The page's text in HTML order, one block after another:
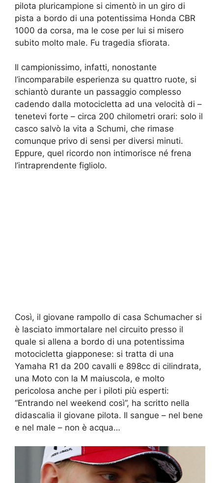
pilota pluricampione si cimentò in un giro di
pista a bordo di una potentissima Honda CBR
1000 da corsa, ma le cose per lui si misero
subito molto male. Fu tragedia sfiorata.
Il campionissimo, infatti, nonostante
l’incomparabile esperienza su quattro ruote, si
schiantò durante un passaggio complesso
cadendo dalla motocicletta ad una velocità di –
tenetevi forte – circa 200 chilometri orari: solo il
casco salvò la vita a Schumi, che rimase
comunque privo di sensi per diversi minuti.
Eppure, quel ricordo non intimorisce né frena
l’intraprendente figliolo.
Così, il giovane rampollo di casa Schumacher si
è lasciato immortalare nel circuito presso il
quale si allena a bordo di una potentissima
motocicletta giapponese: si tratta di una
Yamaha R1 da 200 cavalli e 898cc di cilindrata,
una Moto con la M maiuscola, e molto
pericolosa anche per i piloti più esperti:
“Entrando nel weekend così”, ha scritto nella
didascalia il giovane pilota. Il sangue – nel bene
e nel male – non è acqua…